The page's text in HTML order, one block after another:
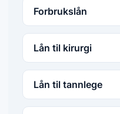
Forbrukslån
Lån til kirurgi
Lån til tannlege